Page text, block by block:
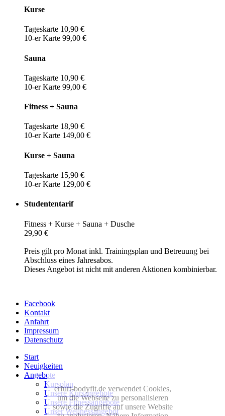
Kurse
Tageskarte 10,90 €
10-er Karte 99,00 €
Sauna
Tageskarte 10,90 €
10-er Karte 99,00 €
Fitness + Sauna
Tageskarte 18,90 €
10-er Karte 149,00 €
Kurse + Sauna
Tageskarte 15,90 €
10-er Karte 129,00 €
Studententarif
Fitness + Kurse + Sauna + Dusche
29,90 €
Preis gilt pro Monat inkl. Trainingsplan und Betreuung bei
Abschluss eines Jahresabos.
Dieses Angebot ist nicht mit anderen Aktionen kombinierbar.
Facebook
Kontakt
Anfahrt
Impressum
Datenschutz
Start
Neuigkeiten
Angebote
Kursplan
Unsere Kursangebote
Unsere Fitnessangebote
Unser Wellnessangebot
erfurt-bodyfit.de verwendet Cookies,
um die Webseite zu personalisieren
sowie die Zugriffe auf unsere Website